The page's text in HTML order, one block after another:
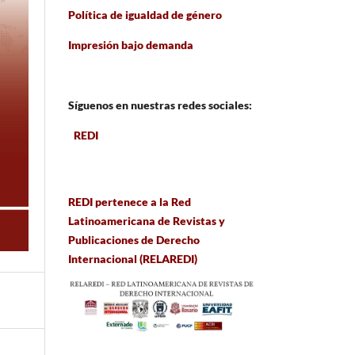
Política de igualdad de género
Impresión bajo demanda
Síguenos en nuestras redes sociales:
REDI
REDI pertenece a la Red
Latinoamericana de Revistas y
Publicaciones de Derecho
Internacional (RELAREDI)